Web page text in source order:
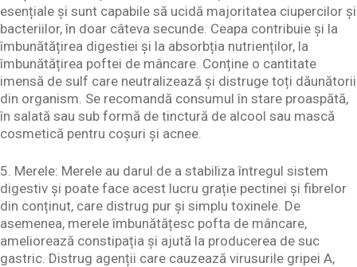
esențiale și sunt capabile să ucidă majoritatea ciupercilor și
bacteriilor, în doar câteva secunde. Ceapa contribuie și la
îmbunătățirea digestiei și la absorbția nutrienților, la
îmbunătățirea poftei de mâncare. Conține o cantitate
imensă de sulf care neutralizează și distruge toți dăunătorii
din organism. Se recomandă consumul în stare proaspătă,
în salată sau sub formă de tinctură de alcool sau mască
cosmetică pentru coșuri și acnee.
5. Merele: Merele au darul de a stabiliza întregul sistem
digestiv și poate face acest lucru grație pectinei și fibrelor
din conținut, care distrug pur și simplu toxinele. De
asemenea, merele îmbunătățesc pofta de mâncare,
ameliorează constipația și ajută la producerea de suc
gastric. Distrug agenții care cauzează virusurile gripei A,